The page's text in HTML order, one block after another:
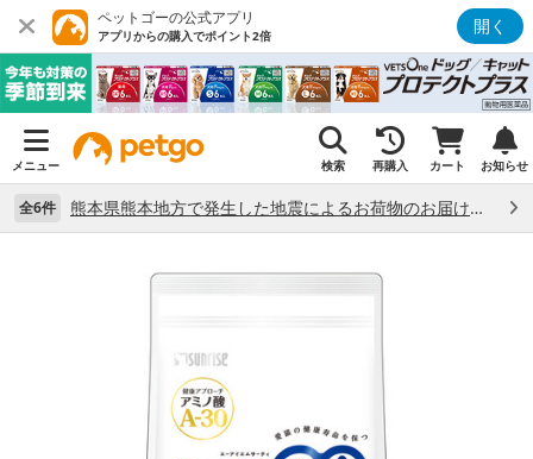
ペットゴーの公式アプリ
アプリからの購入でポイント2倍 開く
メニュー 検索 再購入 カート お知らせ
全6件 熊本県熊本地方で発生した地震によるお荷物のお届け状況について （7/28）